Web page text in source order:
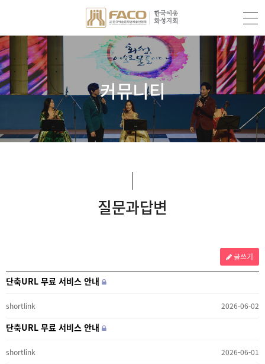
커뮤니티
질문과답변
글쓰기
단축URL 무료 서비스 안내
shortlink 2026-06-02
단축URL 무료 서비스 안내
shortlink 2026-06-01